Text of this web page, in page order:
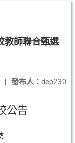
教師聯合甄選
發布人： dep230
|
公告